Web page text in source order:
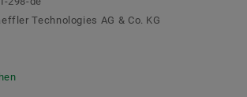
Technologies AG & Co. KG